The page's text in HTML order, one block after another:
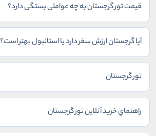
قیمت تور گرجستان به چه عواملی بستگی دارد؟
آیا گرجستان ارزش سفر دارد یا استانبول بهتر است؟
تور گرجستان
راهنماي خريد آنلاين تور گرجستان